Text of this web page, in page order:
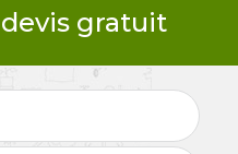
gratuit